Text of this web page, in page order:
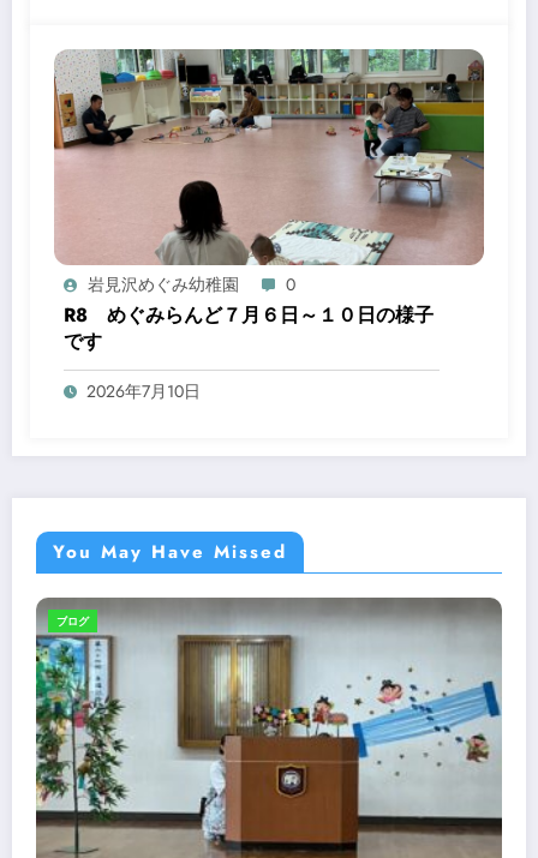
岩見沢めぐみ幼稚園 0
R8 めぐみらんど７月６日～１０日の様子
です
2026年7月10日
You May Have Missed
ブログ